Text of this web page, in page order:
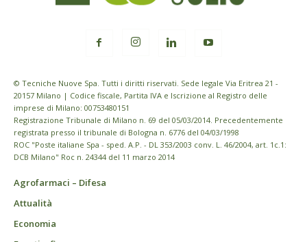
© Tecniche Nuove Spa. Tutti i diritti riservati. Sede legale Via Eritrea 21 -
20157 Milano | Codice fiscale, Partita IVA e Iscrizione al Registro delle
imprese di Milano: 00753480151
Registrazione Tribunale di Milano n. 69 del 05/03/2014. Precedentemente
registrata presso il tribunale di Bologna n. 6776 del 04/03/1998
ROC "Poste italiane Spa - sped. A.P. - DL 353/2003 conv. L. 46/2004, art. 1c.1:
DCB Milano" Roc n. 24344 del 11 marzo 2014
Agrofarmaci – Difesa
Attualità
Economia